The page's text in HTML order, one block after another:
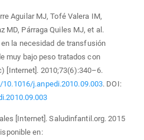
Aguilar MJ, Tofé Valera IM,
MD, Párraga Quiles MJ, et al.
la necesidad de transfusión
muy bajo peso tratados con
[Internet]. 2010;73(6):340–6.
10.1016/j.anpedi.2010.09.003. DOI:
[Internet]. Saludinfantil.org. 2015
en: